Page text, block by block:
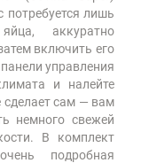
потребуется лишь
аккуратно
включить его
управления
и налейте
сделает сам — вам
немного свежей
В комплект
подробная